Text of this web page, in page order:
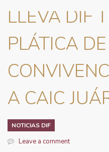
LLEVA DIF
PLÁTICA DE
A CAIC
NOTICIAS DIF
Leave a comment